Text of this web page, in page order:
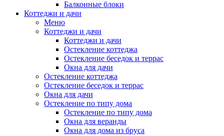
Балконные блоки
Коттеджи и дачи
Меню
Коттеджи и дачи
Коттеджи и дачи
Остекление коттеджа
Остекление беседок и террас
Окна для дачи
Остекление коттеджа
Остекление беседок и террас
Окна для дачи
Остекление по типу дома
Остекление по типу дома
Окна для веранды
Окна для дома из бруса